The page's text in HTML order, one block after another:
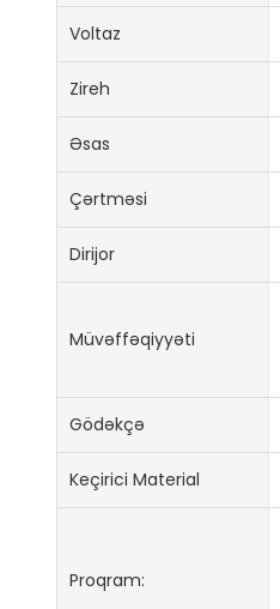
Voltaz
Zireh
Əsas
Çərtməsi
Dirijor
Müvəffəqiyyəti
Gödəkçə
Keçirici Material
Proqram: